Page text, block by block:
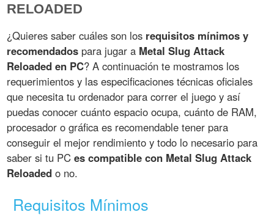
RELOADED
¿Quieres saber cuáles son los requisitos mínimos y
recomendados para jugar a Metal Slug Attack
Reloaded en PC? A continuación te mostramos los
requerimientos y las especificaciones técnicas oficiales
que necesita tu ordenador para correr el juego y así
puedas conocer cuánto espacio ocupa, cuánto de RAM,
procesador o gráfica es recomendable tener para
conseguir el mejor rendimiento y todo lo necesario para
saber si tu PCes compatible con Metal Slug Attack
Reloaded o no.
Requisitos Mínimos